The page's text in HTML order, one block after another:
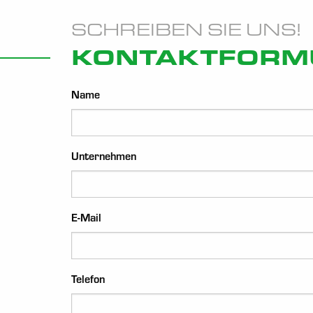
SCHREIBEN SIE UNS!
Name
Unternehmen
E-Mail
Telefon